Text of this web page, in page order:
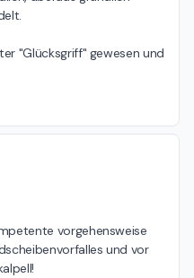
"Glücksgriff" gewesen und
vorgehensweise
und vor